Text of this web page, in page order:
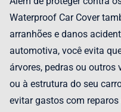
Waterproof Car Cover
arranhões e danos
automotiva, você evita
árvores, pedras ou
ou à estrutura do seu
evitar gastos com